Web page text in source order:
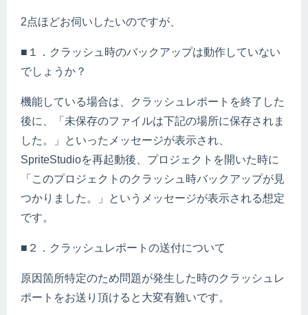
2点ほどお伺いしたいのですが、
■１．クラッシュ時のバックアップは動作していない
でしょうか？
機能している場合は、クラッシュレポートを終了した
後に、「未保存のファイルは下記の場所に保存されま
した。」といったメッセージが表示され、
SpriteStudioを再起動後、プロジェクトを開いた時に
「このプロジェクトのクラッシュ時バックアップが見
つかりました。」というメッセージが表示される想定
です。
■２．クラッシュレポートの送付について
原因箇所特定のため問題が発生した時のクラッシュレ
ポートをお送り頂けると大変有難いです。